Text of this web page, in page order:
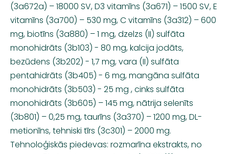
(3a672a) – 18000 SV, D3 vitamīns (3a671) – 1500 SV, E
vitamīns (3a700) – 530 mg, C vitamīns (3a312) – 600
mg, biotīns (3a880) – 1 mg, dzelzs (II) sulfāta
monohidrāts (3b103) - 80 mg, kalcija jodāts,
bezūdens (3b202) - 1,7 mg, vara (II) sulfāta
pentahidrāts (3b405) - 6 mg, mangāna sulfāta
monohidrāts (3b503) - 25 mg , cinks sulfāta
monohidrāts (3b605) – 145 mg, nātrija selenīts
(3b801) – 0,25 mg, taurīns (3a370) – 1200 mg, DL-
metionīns, tehniski tīrs (3c301) – 2000 mg.
Tehnoloģiskās piedevas: rozmarīna ekstrakts, no